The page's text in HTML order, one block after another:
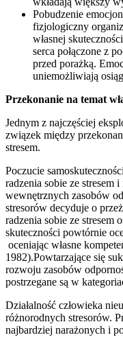
Pobudzenie
fizjologiczny
własnej
serca połączone z
przed porażką.
uniemożliwiają
Przekonanie na temat
Jednym z najczęściej
związek między
stresem.
Poczucie
radzenia sobie ze stresem
wewnętrznych zasobów
stresorów decyduje o
radzenia sobie ze stresem
skuteczności powtórnie
oceniając własne
1982).Powtarzające się
rozwoju zasobów
postrzegane są w
Działalność człowieka
różnorodnych stresorów.
najbardziej narażonych i